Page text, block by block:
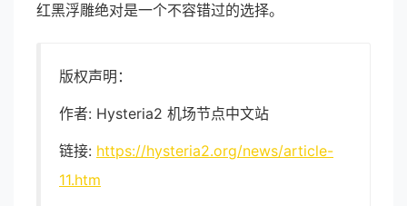
红黑浮雕绝对是一个不容错过的选择。
版权声明：
作者: Hysteria2 机场节点中文站
链接: https://hysteria2.org/news/article-
11.htm